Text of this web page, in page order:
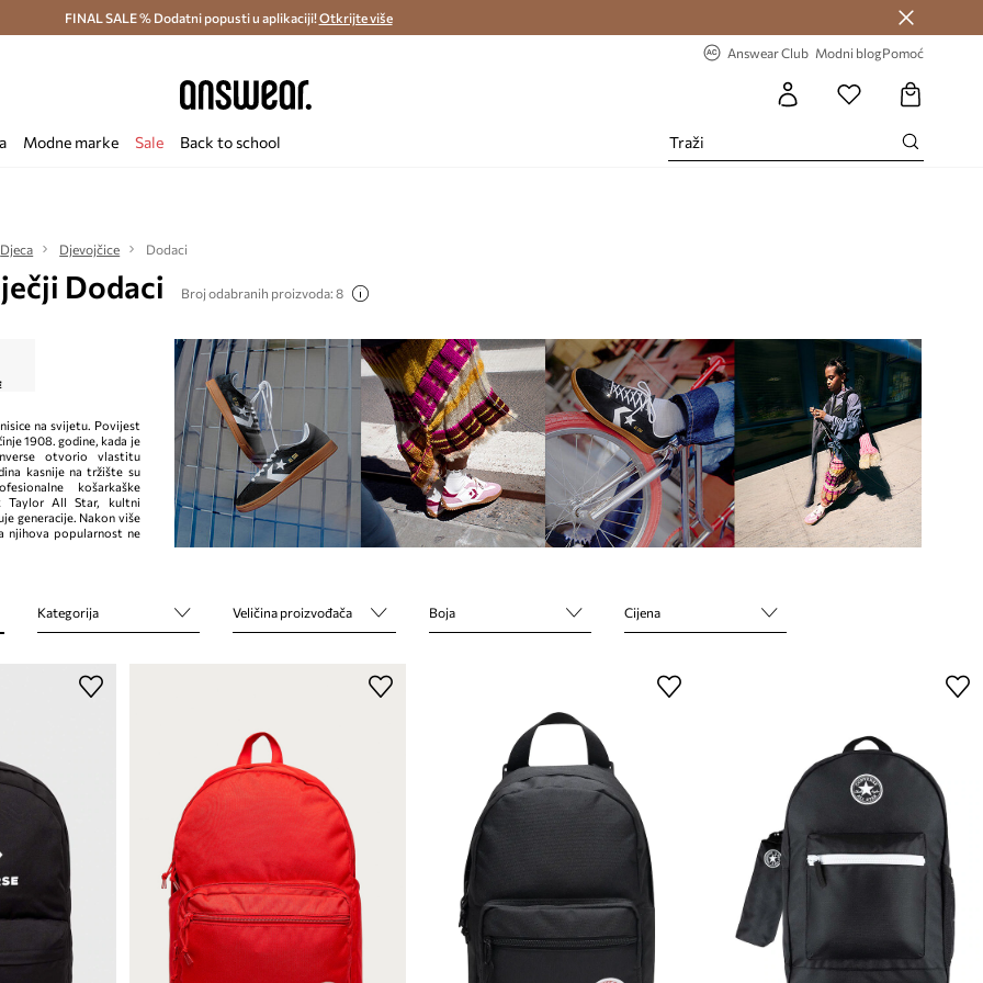
i povrat (od 70€) > Dostava u roku 48 sati >
FINAL SALE % Dodatni popusti u aplikaciji!Otkrijte više
Answear Club Modni blogPomoć
Modne marke Sale Back to school
Djeca Djevojčice Dodaci
Dodaci Broj odabranih proizvoda: 8
na svijetu. Povijest
1908. godine, kada je
otvorio vlastitu
kasnije na tržište su
košarkaške
Taylor All Star, kultni
generacije. Nakon više
njihova popularnost ne
Kategorija Veličina proizvođača Boja Cijena